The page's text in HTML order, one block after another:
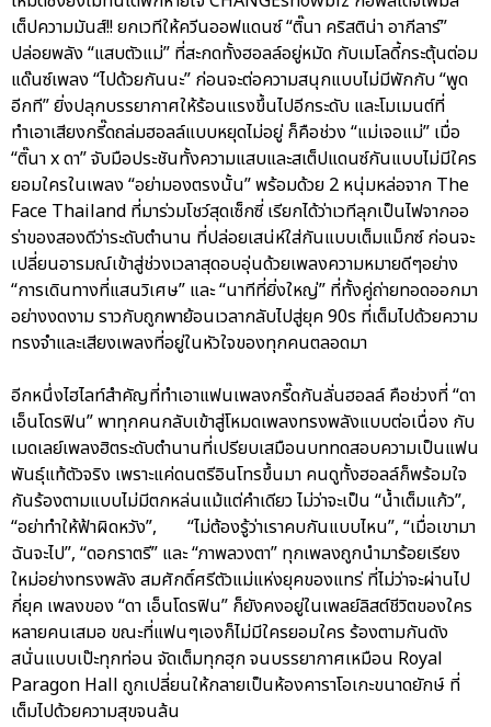
เต็ปความมันส์!! ยกเวทีให้ควีนออฟแดนซ์ “ติ๊นา คริสติน่า อากีลาร์”
ปล่อยพลัง “แสบตัวแม่” ที่สะกดทั้งฮอลล์อยู่หมัด กับเมโลดี้กระตุ้นต่อม
แด๊นซ์เพลง “ไปด้วยกันนะ” ก่อนจะต่อความสนุกแบบไม่มีพักกับ “พูด
อีกที” ยิ่งปลุกบรรยากาศให้ร้อนแรงขึ้นไปอีกระดับ และโมเมนต์ที่
ทำเอาเสียงกรี๊ดถล่มฮอลล์แบบหยุดไม่อยู่ ก็คือช่วง “แม่เจอแม่” เมื่อ
“ติ๊นา x ดา” จับมือประชันทั้งความแสบและสเต็ปแดนซ์กันแบบไม่มีใคร
ยอมใครในเพลง “อย่ามองตรงนั้น” พร้อมด้วย 2 หนุ่มหล่อจาก The
Face Thailand ที่มาร่วมโชว์สุดเซ็กซี่ เรียกได้ว่าเวทีลุกเป็นไฟจากออ
ร่าของสองดีว่าระดับตำนาน ที่ปล่อยเสน่ห์ใส่กันแบบเต็มแม็กซ์ ก่อนจะ
เปลี่ยนอารมณ์เข้าสู่ช่วงเวลาสุดอบอุ่นด้วยเพลงความหมายดีๆอย่าง
“การเดินทางที่แสนวิเศษ” และ “นาทีที่ยิ่งใหญ่” ที่ทั้งคู่ถ่ายทอดออกมา
อย่างงดงาม ราวกับถูกพาย้อนเวลากลับไปสู่ยุค 90s ที่เต็มไปด้วยความ
ทรงจำและเสียงเพลงที่อยู่ในหัวใจของทุกคนตลอดมา
อีกหนึ่งไฮไลท์สำคัญที่ทำเอาแฟนเพลงกรี๊ดกันลั่นฮอลล์ คือช่วงที่ “ดา
เอ็นโดรฟิน” พาทุกคนกลับเข้าสู่โหมดเพลงทรงพลังแบบต่อเนื่อง กับ
เมดเลย์เพลงฮิตระดับตำนานที่เปรียบเสมือนบททดสอบความเป็นแฟน
พันธุ์แท้ตัวจริง เพราะแค่ดนตรีอินโทรขึ้นมา คนดูทั้งฮอลล์ก็พร้อมใจ
กันร้องตามแบบไม่มีตกหล่นแม้แต่คำเดียว ไม่ว่าจะเป็น “น้ำเต็มแก้ว”,
“อย่าทำให้ฟ้าผิดหวัง”, “ไม่ต้องรู้ว่าเราคบกันแบบไหน”, “เมื่อเขามา
ฉันจะไป”, “ดอกราตรี” และ “ภาพลวงตา” ทุกเพลงถูกนำมาร้อยเรียง
ใหม่อย่างทรงพลัง สมศักดิ์ศรีตัวแม่แห่งยุคของแทร่ ที่ไม่ว่าจะผ่านไป
กี่ยุค เพลงของ “ดา เอ็นโดรฟิน” ก็ยังคงอยู่ในเพลย์ลิสต์ชีวิตของใคร
หลายคนเสมอ ขณะที่แฟนๆเองก็ไม่มีใครยอมใคร ร้องตามกันดัง
สนั่นแบบเป๊ะทุกท่อน จัดเต็มทุกฮุก จนบรรยากาศเหมือน Royal
Paragon Hall ถูกเปลี่ยนให้กลายเป็นห้องคาราโอเกะขนาดยักษ์ ที่
เต็มไปด้วยความสุขจนล้น